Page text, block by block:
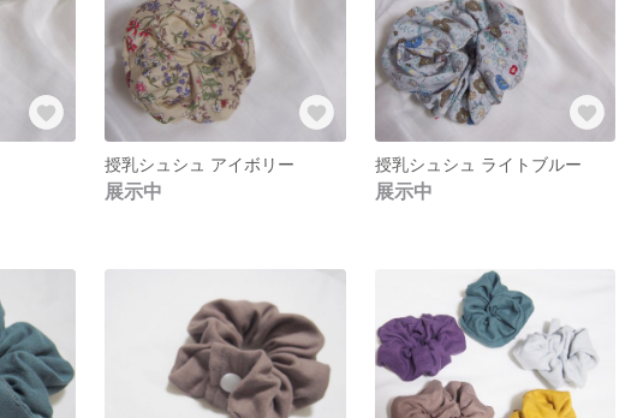
授乳シュシュ アイボリー
展示中
授乳シュシュ ライトブルー
展示中